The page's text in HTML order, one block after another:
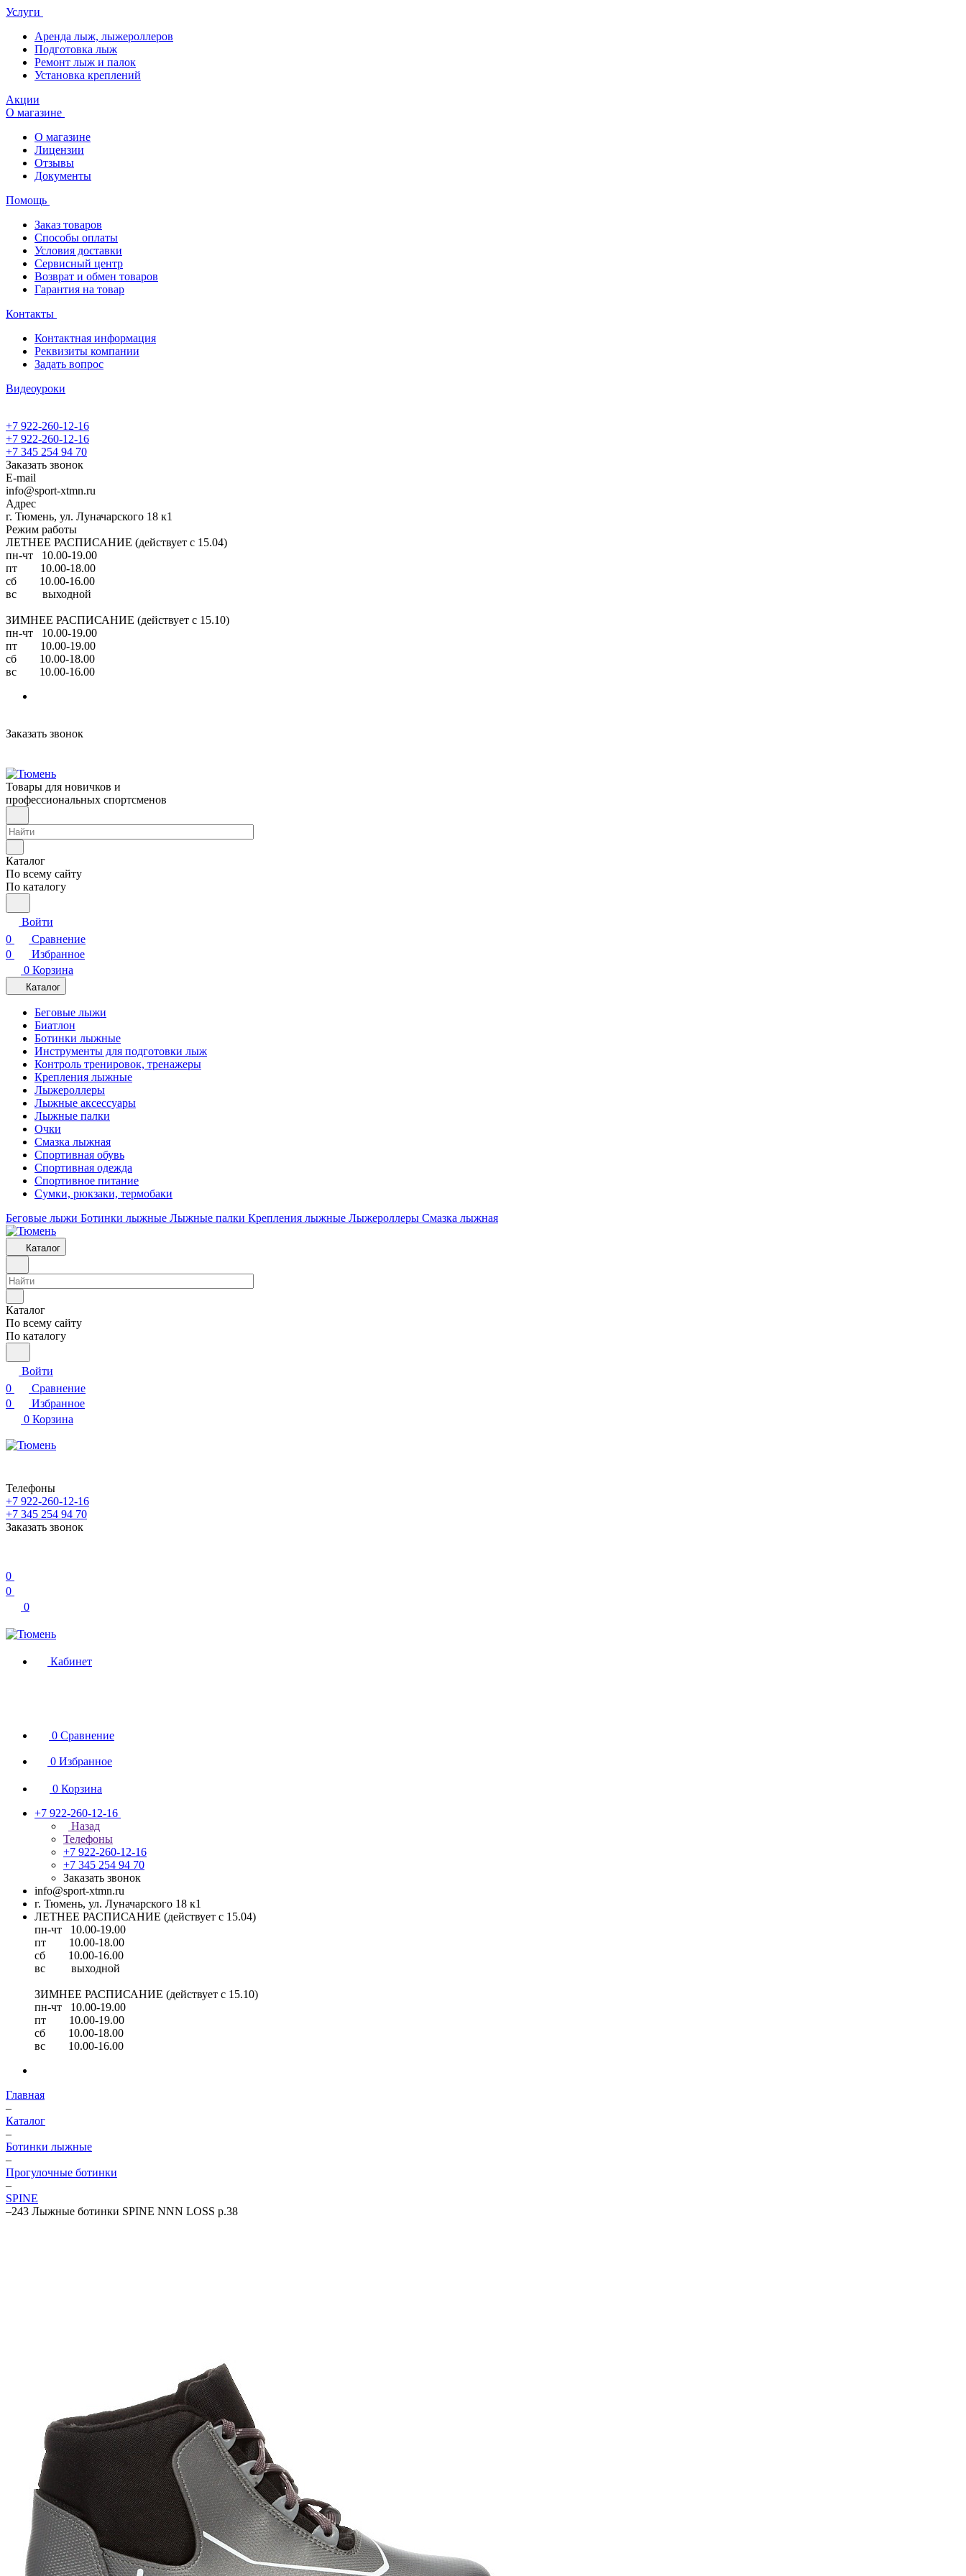
Услуги
Аренда лыж, лыжероллеров
Подготовка лыж
Ремонт лыж и палок
Установка креплений
Акции
О магазине
О магазине
Лицензии
Отзывы
Документы
Помощь
Заказ товаров
Способы оплаты
Условия доставки
Сервисный центр
Возврат и обмен товаров
Гарантия на товар
Контакты
Контактная информация
Реквизиты компании
Задать вопрос
Видеоуроки
+7 922-260-12-16
+7 922-260-12-16
+7 345 254 94 70
Заказать звонок
E-mail
info@sport-xtmn.ru
Адрес
г. Тюмень, ул. Луначарского 18 к1
Режим работы
ЛЕТНЕЕ РАСПИСАНИЕ (действует с 15.04)
пн-чт 10.00-19.00
пт 10.00-18.00
сб 10.00-16.00
вс выходной
ЗИМНЕЕ РАСПИСАНИЕ (действует с 15.10)
пн-чт 10.00-19.00
пт 10.00-19.00
сб 10.00-18.00
вс 10.00-16.00
Заказать звонок
Товары для новичков и
профессиональных спортсменов
Каталог
По всему сайту
По каталогу
Войти
0
Сравнение
0
Избранное
0 Корзина
Каталог
Беговые лыжи
Биатлон
Ботинки лыжные
Инструменты для подготовки лыж
Контроль тренировок, тренажеры
Крепления лыжные
Лыжероллеры
Лыжные аксессуары
Лыжные палки
Очки
Смазка лыжная
Спортивная обувь
Спортивная одежда
Спортивное питание
Сумки, рюкзаки, термобаки
Беговые лыжи Ботинки лыжные Лыжные палки Крепления лыжные Лыжероллеры Смазка лыжная
Каталог
Каталог
По всему сайту
По каталогу
Войти
0
Сравнение
0
Избранное
0 Корзина
Телефоны
+7 922-260-12-16
+7 345 254 94 70
Заказать звонок
0
0
0
Кабинет
0 Сравнение
0 Избранное
0 Корзина
+7 922-260-12-16
Назад
Телефоны
+7 922-260-12-16
+7 345 254 94 70
Заказать звонок
info@sport-xtmn.ru
г. Тюмень, ул. Луначарского 18 к1
ЛЕТНЕЕ РАСПИСАНИЕ (действует с 15.04)
пн-чт 10.00-19.00
пт 10.00-18.00
сб 10.00-16.00
вс выходной
ЗИМНЕЕ РАСПИСАНИЕ (действует с 15.10)
пн-чт 10.00-19.00
пт 10.00-19.00
сб 10.00-18.00
вс 10.00-16.00
Главная
–
Каталог
–
Ботинки лыжные
–
Прогулочные ботинки
–
SPINE
–243 Лыжные ботинки SPINE NNN LOSS р.38